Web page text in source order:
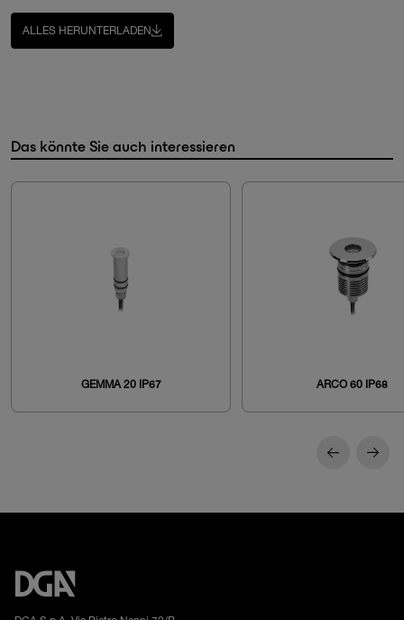
ALLES HERUNTERLADEN
Das könnte Sie auch interessieren
GEMMA 20 IP67 ARCO 60 IP68